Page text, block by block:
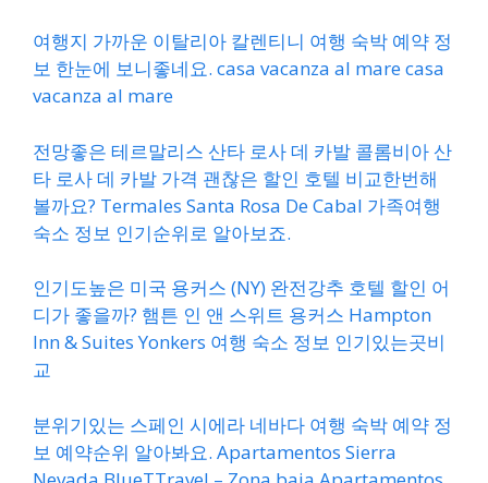
여행지 가까운 이탈리아 칼렌티니 여행 숙박 예약 정
보 한눈에 보니좋네요. casa vacanza al mare casa
vacanza al mare
전망좋은 테르말리스 산타 로사 데 카발 콜롬비아 산
타 로사 데 카발 가격 괜찮은 할인 호텔 비교한번해
볼까요? Termales Santa Rosa De Cabal 가족여행
숙소 정보 인기순위로 알아보죠.
인기도높은 미국 용커스 (NY) 완전강추 호텔 할인 어
디가 좋을까? 햄튼 인 앤 스위트 용커스 Hampton
Inn & Suites Yonkers 여행 숙소 정보 인기있는곳비
교
분위기있는 스페인 시에라 네바다 여행 숙박 예약 정
보 예약순위 알아봐요. Apartamentos Sierra